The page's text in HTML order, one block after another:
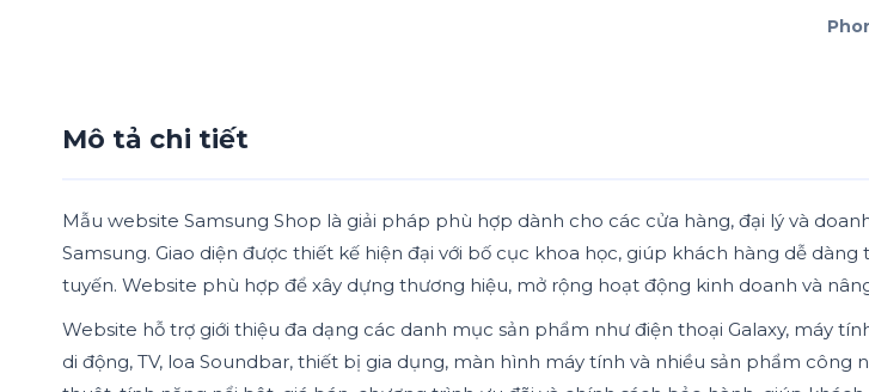
Mô tả chi tiết
Mẫu website Samsung Shop là giải pháp phù hợp dành cho các cửa hàng, đại lý và
Samsung. Giao diện được thiết kế hiện đại với bố cục khoa học, giúp khách hàng dễ
tuyến. Website phù hợp để xây dựng thương hiệu, mở rộng hoạt động kinh doanh và
Website hỗ trợ giới thiệu đa dạng các danh mục sản phẩm như điện thoại Galaxy, máy
di động, TV, loa Soundbar, thiết bị gia dụng, màn hình máy tính và nhiều sản phẩm